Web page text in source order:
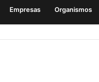
Empresas Organismos